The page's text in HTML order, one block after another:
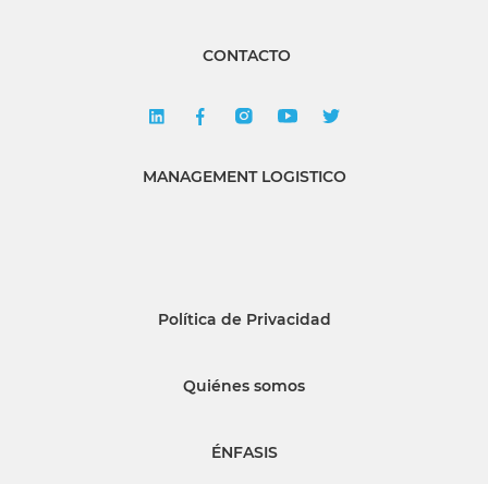
CONTACTO
MANAGEMENT LOGISTICO
Política de Privacidad
Quiénes somos
ÉNFASIS